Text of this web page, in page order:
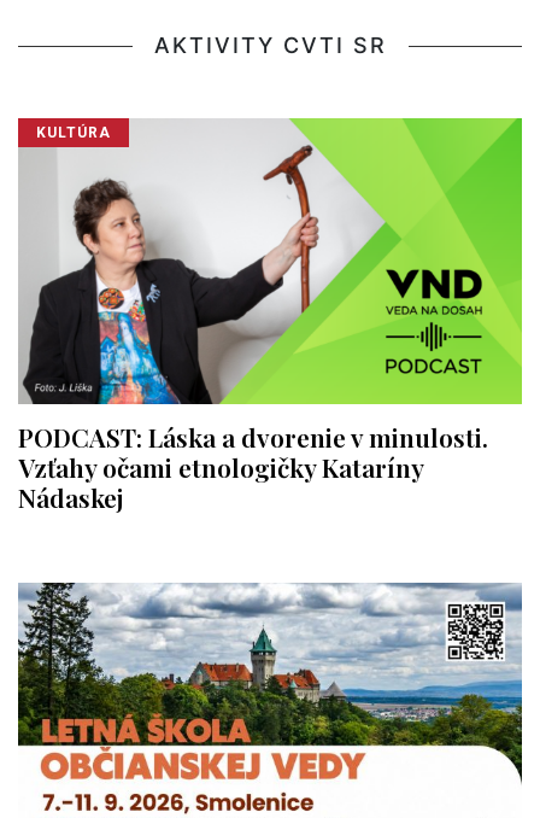
AKTIVITY CVTI SR
KULTÚRA
PODCAST: Láska a dvorenie v minulosti.
Vzťahy očami etnologičky Kataríny
Nádaskej